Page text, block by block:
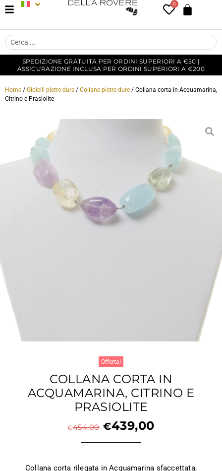
0
SPEDIZIONE GRATUITA PER ORDINI SUPERIORI A €50 |
ASSICURAZIONE INCLUSA PER ORDINI SUPERIORI A €200
Home / Gioielli pietre dure / Collane pietre dure / Collana corta in Acquamarina,
Citrino e Prasiolite
Offerta!
COLLANA CORTA IN
ACQUAMARINA, CITRINO E
PRASIOLITE
€454,00 €439,00
Collana corta rilegata in Acquamarina sfaccettata,